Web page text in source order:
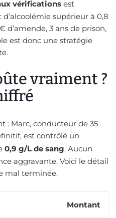
vérifications est
supérieur à 0,8
d’amende, 3 ans de prison,
est donc une stratégie
vraiment ?
: Marc, conducteur de 35
est contrôlé un
0,9 g/L de sang. Aucun
aggravante. Voici le détail
mal terminée.
Montant